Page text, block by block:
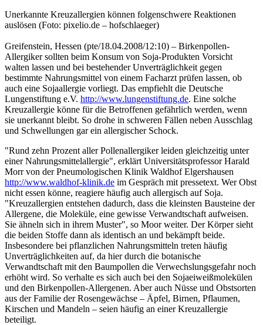
Unerkannte Kreuzallergien können folgenschwere Reaktionen
auslösen (Foto: pixelio.de – hofschlaeger)
Greifenstein, Hessen (pte/18.04.2008/12:10) – Birkenpollen-
Allergiker sollten beim Konsum von Soja-Produkten Vorsicht
walten lassen und bei bestehender Unverträglichkeit gegen
bestimmte Nahrungsmittel von einem Facharzt prüfen lassen, ob
auch eine Sojaallergie vorliegt. Das empfiehlt die Deutsche
Lungenstiftung e.V. http://www.lungenstiftung.de. Eine solche
Kreuzallergie könne für die Betroffenen gefährlich werden, wenn
sie unerkannt bleibt. So drohe in schweren Fällen neben Ausschlag
und Schwellungen gar ein allergischer Schock.
"Rund zehn Prozent aller Pollenallergiker leiden gleichzeitig unter
einer Nahrungsmittelallergie", erklärt Universitätsprofessor Harald
Morr von der Pneumologischen Klinik Waldhof Elgershausen
http://www.waldhof-klinik.de im Gespräch mit pressetext. Wer Obst
nicht essen könne, reagiere häufig auch allergisch auf Soja.
"Kreuzallergien entstehen dadurch, dass die kleinsten Bausteine der
Allergene, die Moleküle, eine gewisse Verwandtschaft aufweisen.
Sie ähneln sich in ihrem Muster", so Moor weiter. Der Körper sieht
die beiden Stoffe dann als identisch an und bekämpft beide.
Insbesondere bei pflanzlichen Nahrungsmitteln treten häufig
Unverträglichkeiten auf, da hier durch die botanische
Verwandtschaft mit den Baumpollen die Verwechslungsgefahr noch
erhöht wird. So verhalte es sich auch bei den Sojaeiweißmolekülen
und den Birkenpollen-Allergenen. Aber auch Nüsse und Obstsorten
aus der Familie der Rosengewächse – Äpfel, Birnen, Pflaumen,
Kirschen und Mandeln – seien häufig an einer Kreuzallergie
beteiligt.